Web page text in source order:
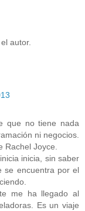
autor.
que no tiene nada
ni negocios.
Rachel Joyce.
inicia, sin saber
se encuentra por el
me ha llegado al
Es un viaje